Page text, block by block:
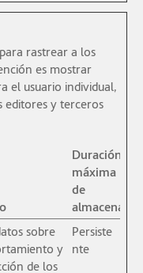
rastrear a los
es mostrar
el usuario individual,
editores y terceros
Duración
máxima
de
sobre
y
de los
Persiste
nte